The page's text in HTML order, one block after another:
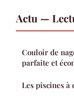
Actu —
Couloir de
parfaite et
Les piscines à